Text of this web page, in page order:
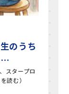
のうち
…
スタープロ
読む）